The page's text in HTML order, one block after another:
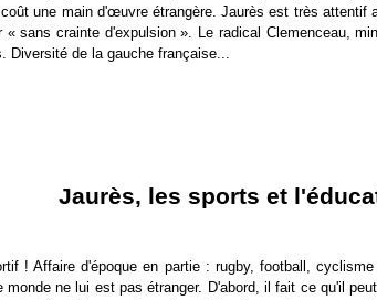
une main d'œuvre étrangère. Jaurès est très attentif
sans crainte d'expulsion ». Le radical Clemenceau,
de la gauche française...
Jaurès, les sports et
! Affaire d'époque en partie : rugby, football,
ne lui est pas étranger. D'abord, il fait ce qu'il